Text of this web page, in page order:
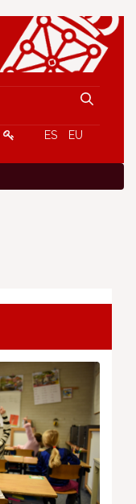
ES EU